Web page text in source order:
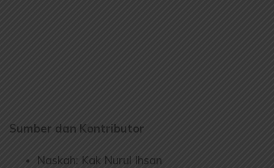
Sumber dan Kontributor
Naskah: Kak Nurul Ihsan